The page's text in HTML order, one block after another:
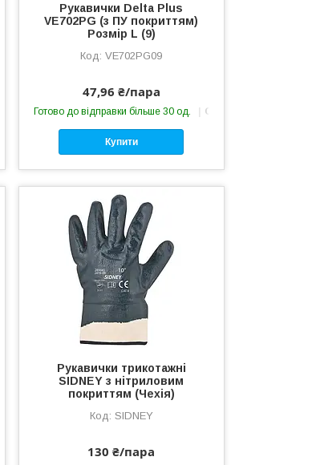
Рукавички Delta Plus
VE702PG (з ПУ покриттям)
Розмір L (9)
VE702PG09
47,96 ₴/пара
Готово до відправки більше 30 од. Оптом і в роздріб
Купити
Рукавички трикотажні
SIDNEY з нітриловим
покриттям (Чехія)
SIDNEY
130 ₴/пара